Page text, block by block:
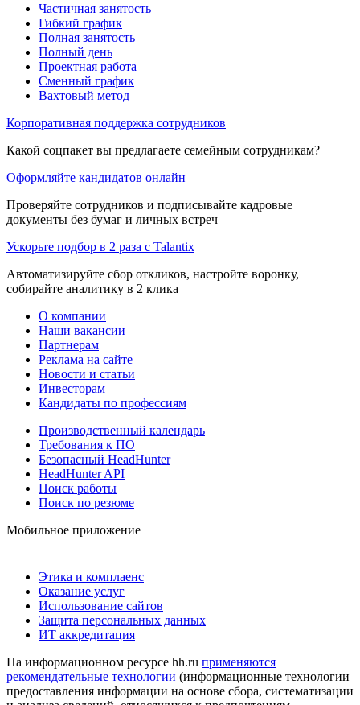
Частичная занятость
Гибкий график
Полная занятость
Полный день
Проектная работа
Сменный график
Вахтовый метод
Корпоративная поддержка сотрудников
Какой соцпакет вы предлагаете семейным сотрудникам?
Оформляйте кандидатов онлайн
Проверяйте сотрудников и подписывайте кадровые
документы без бумаг и личных встреч
Ускорьте подбор в 2 раза с Talantix
Автоматизируйте сбор откликов, настройте воронку,
собирайте аналитику в 2 клика
О компании
Наши вакансии
Партнерам
Реклама на сайте
Новости и статьи
Инвесторам
Кандидаты по профессиям
Производственный календарь
Требования к ПО
Безопасный HeadHunter
HeadHunter API
Поиск работы
Поиск по резюме
Мобильное приложение
Этика и комплаенс
Оказание услуг
Использование сайтов
Защита персональных данных
ИТ аккредитация
На информационном ресурсе hh.ru применяются
рекомендательные технологии (информационные технологии
предоставления информации на основе сбора, систематизации